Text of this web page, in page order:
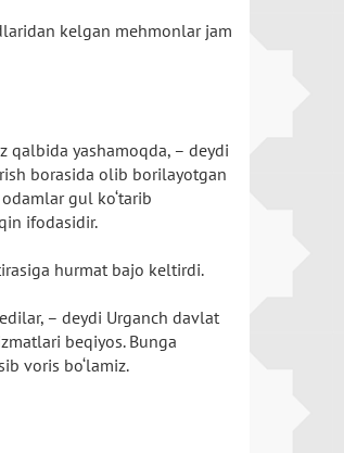
kelgan mehmonlar jam
yashamoqda, – deydi
borasida olib borilayotgan
gul ko‘tarib
ifodasidir.
hurmat bajo keltirdi.
– deydi Urganch davlat
beqiyos. Bunga
voris bo‘lamiz.